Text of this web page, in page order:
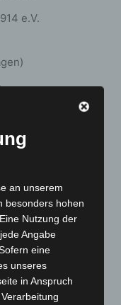
e.V.
(Langenhagen)
an unserem
besonders hohen
Nutzung der
Angabe
eine
unseres
in Anspruch